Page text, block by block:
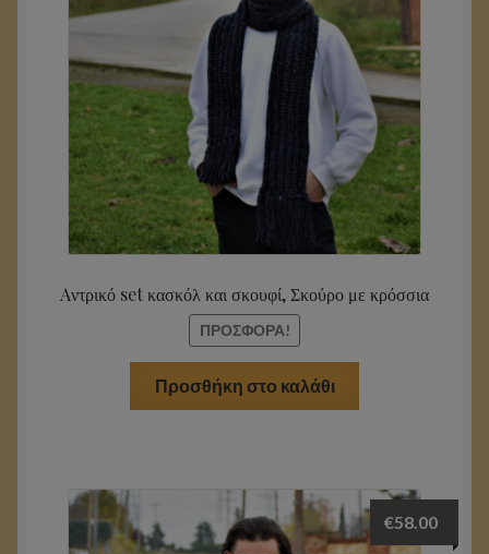
Τι λένε για εμάς
Επικοινωνία
Aντρικό set κασκόλ και σκουφί, Σκούρο με κρόσσια
ΠΡΟΣΦΟΡΆ!
€87.50.
Προσθήκη στο καλάθι
€58.00